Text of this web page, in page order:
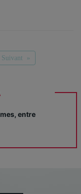
Suivant »
entre